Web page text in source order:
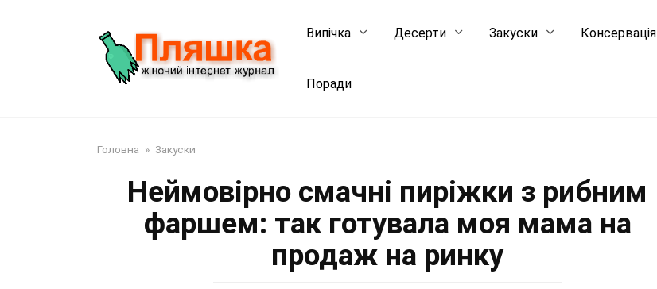
Випічка Десерти Закуски Консервація
Поради
Головна » Закуски
Неймовірно смачні пиріжки з рибним
фаршем: так готувала моя мама на
продаж на ринку